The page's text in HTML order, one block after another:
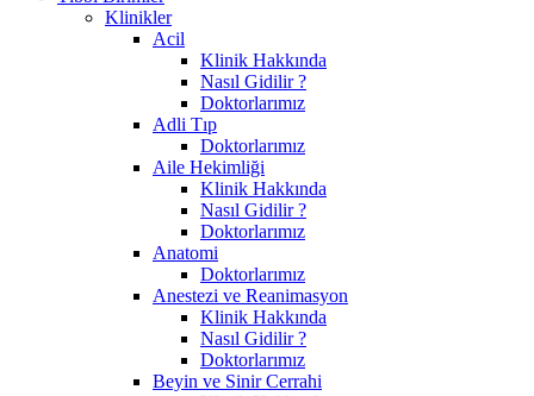
Klinikler
Acil
Klinik Hakkında
Nasıl Gidilir ?
Doktorlarımız
Adli Tıp
Doktorlarımız
Aile Hekimliği
Klinik Hakkında
Nasıl Gidilir ?
Doktorlarımız
Anatomi
Doktorlarımız
Anestezi ve Reanimasyon
Klinik Hakkında
Nasıl Gidilir ?
Doktorlarımız
Beyin ve Sinir Cerrahi